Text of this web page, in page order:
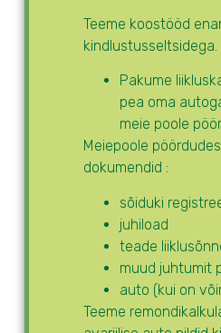
Teeme koostööd
kindlustusseltsidega.
Pakume
pea oma
meie poole
Meiepoole
dokumendid :
sõiduki
juhiload
teade
muud juhtumit
auto (kui on
Teeme